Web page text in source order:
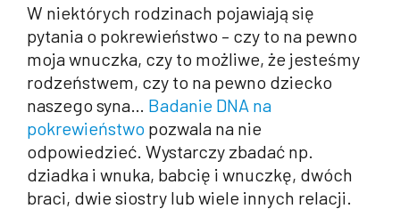
W niektórych rodzinach pojawiają się
pytania o pokrewieństwo – czy to na pewno
moja wnuczka, czy to możliwe, że jesteśmy
rodzeństwem, czy to na pewno dziecko
naszego syna… Badanie DNA na
pokrewieństwo pozwala na nie
odpowiedzieć. Wystarczy zbadać np.
dziadka i wnuka, babcię i wnuczkę, dwóch
braci, dwie siostry lub wiele innych relacji.